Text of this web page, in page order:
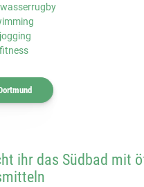
ihr das Südbad mit